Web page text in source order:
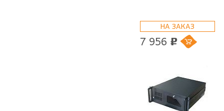
НА ЗАКАЗ
7 956 p